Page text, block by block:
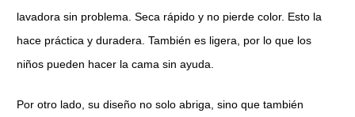
lavadora sin problema. Seca rápido y no pierde color. Esto la
hace práctica y duradera. También es ligera, por lo que los
niños pueden hacer la cama sin ayuda.
Por otro lado, su diseño no solo abriga, sino que también